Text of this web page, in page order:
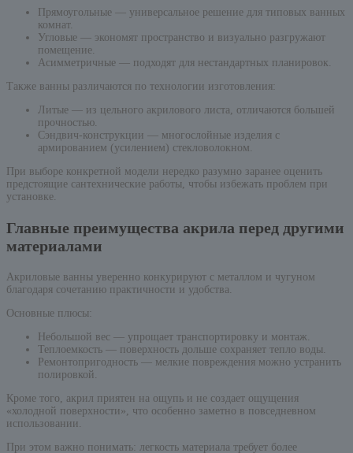
Прямоугольные — универсальное решение для типовых ванных
комнат.
Угловые — экономят пространство и визуально разгружают
помещение.
Асимметричные — подходят для нестандартных планировок.
Также ванны различаются по технологии изготовления:
Литые — из цельного акрилового листа, отличаются большей
прочностью.
Сэндвич-конструкции — многослойные изделия с
армированием (усилением) стекловолокном.
При выборе конкретной модели нередко разумно заранее оценить
предстоящие сантехнические работы, чтобы избежать проблем при
установке.
Главные преимущества акрила перед другими
материалами
Акриловые ванны уверенно конкурируют с металлом и чугуном
благодаря сочетанию практичности и удобства.
Основные плюсы:
Небольшой вес — упрощает транспортировку и монтаж.
Теплоемкость — поверхность дольше сохраняет тепло воды.
Ремонтопригодность — мелкие повреждения можно устранить
полировкой.
Кроме того, акрил приятен на ощупь и не создает ощущения
«холодной поверхности», что особенно заметно в повседневном
использовании.
При этом важно понимать: легкость материала требует более